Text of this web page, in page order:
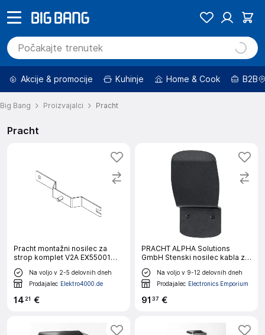
Akcije & promocije Kuhinje Home & Cook B2B
Big Bang Proizvajalci Pracht
Pracht
Pracht montažni nosilec za
strop komplet V2A EX55001
montažni nosilec
Na voljo v 2-5 delovnih dneh
Prodajalec Elektro4000.de
14 21 €
PRACHT ALPHA Solutions
GmbH Stenski nosilec kabla za
5,5 m dolg polnilni kabel
Nosilec kabla ALPHA9004
Na voljo v 9-12 delovnih dneh
Prodajalec Electronics Emporium
91 37 €